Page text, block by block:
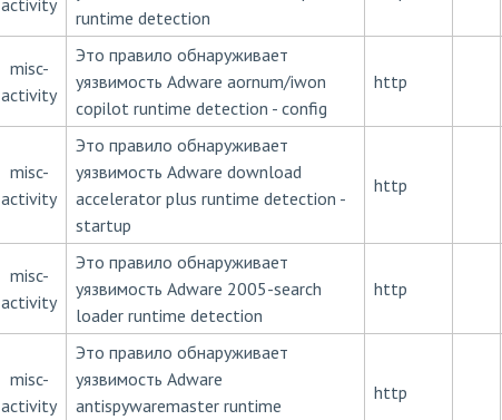
activity
runtime detection
misc-
activity
Это правило обнаруживает
уязвимость Adware aornum/iwon
copilot runtime detection - config
http
misc-
activity
Это правило обнаруживает
уязвимость Adware download
accelerator plus runtime detection -
startup
http
misc-
activity
Это правило обнаруживает
уязвимость Adware 2005-search
loader runtime detection
http
misc-
activity
Это правило обнаруживает
уязвимость Adware
antispywaremaster runtime
http